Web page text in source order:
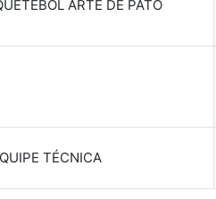
ARTE DE PATO
TÉCNICA